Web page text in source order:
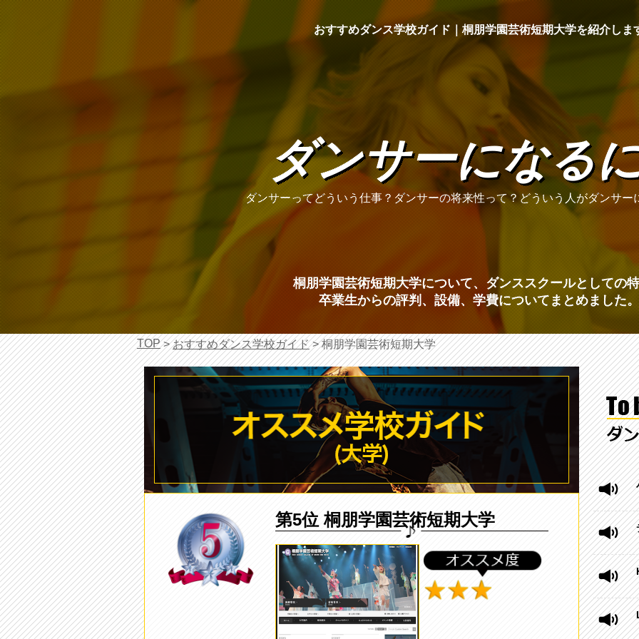
おすすめダンス学校ガイド｜桐朋学園芸術短期大学を紹介しま
ダンサーになる
ダンサーってどういう仕事？ダンサーの将来性って？どういう人がダンサー
桐朋学園芸術短期大学について、ダンススクールとしての
卒業生からの評判、設備、学費についてまとめました。
TOP>おすすめダンス学校ガイド> 桐朋学園芸術短期大学
第5位 桐朋学園芸術短期大学